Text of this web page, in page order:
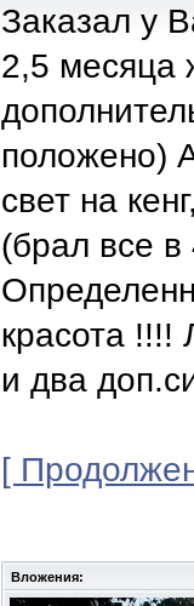
Заказал у
2,5 месяца
положено)
свет на
(брал все в
красота !!!!
и два
[
Вложения: